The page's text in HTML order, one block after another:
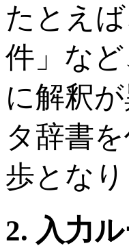
たとえ
件」な
に解釈
タ辞書
歩となり
2. 入力